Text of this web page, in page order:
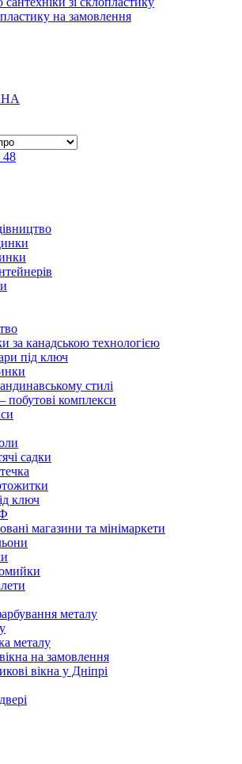
на замовлення
48
за канадською технологією
під ключ
стилі
побутові комплекси
садки
ключ
магазини та мінімаркети
металу
металу
на замовлення
вікна у Дніпрі